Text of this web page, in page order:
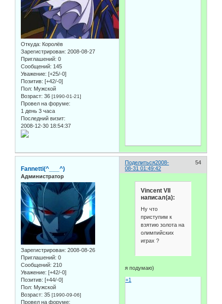
Откуда: Королёв
Зарегистрирован: 2008-08-27
Приглашений: 0
Сообщений: 145
Уважение: [+25/-0]
Позитив: [+42/-0]
Пол: Мужской
Возраст: 36 [1990-01-21]
Провел на форуме:
1 день 3 часа
Последний визит:
2008-12-30 18:54:37
Поделиться 54
2008-
08-31 01:49:42
Fannetti(^___^)
Администратор
Зарегистрирован: 2008-08-26
Приглашений: 0
Сообщений: 210
Уважение: [+42/-0]
Позитив: [+44/-0]
Пол: Мужской
Возраст: 35 [1990-09-06]
Провел на форуме:
Vincent VII
написал(а):
Ну что
приступим к
взятию золота на
олимпийских
играх ?
я подумаю)
+1